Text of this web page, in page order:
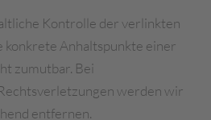
Kontrolle der verlinkten
konkrete Anhaltspunkte einer
zumutbar. Bei
werden wir
entfernen.